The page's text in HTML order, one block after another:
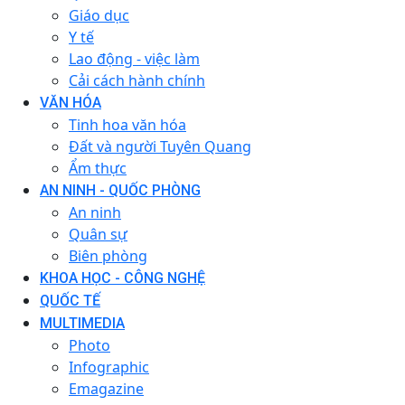
Giáo dục
Y tế
Lao động - việc làm
Cải cách hành chính
VĂN HÓA
Tinh hoa văn hóa
Đất và người Tuyên Quang
Ẩm thực
AN NINH - QUỐC PHÒNG
An ninh
Quân sự
Biên phòng
KHOA HỌC - CÔNG NGHỆ
QUỐC TẾ
MULTIMEDIA
Photo
Infographic
Emagazine